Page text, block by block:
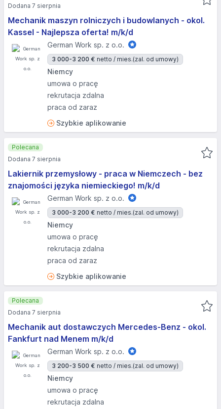
Mechanik maszyn rolniczych i budowlanych - okol.
Kassel - Najlepsza oferta! m/k/d
German Work sp. z o.o.
3 000-3 200 € netto / mies.(zal. od umowy)
Niemcy
umowa o pracę
rekrutacja zdalna
praca od zaraz
Szybkie aplikowanie
Dodana 7 sierpnia
Lakiernik przemysłowy - praca w Niemczech - bez
znajomości języka niemieckiego! m/k/d
German Work sp. z o.o.
3 000-3 200 € netto / mies.(zal. od umowy)
Niemcy
umowa o pracę
rekrutacja zdalna
praca od zaraz
Szybkie aplikowanie
Polecana
Dodana 7 sierpnia
Mechanik aut dostawczych Mercedes-Benz - okol.
Fankfurt nad Menem m/k/d
German Work sp. z o.o.
3 200-3 500 € netto / mies.(zal. od umowy)
Niemcy
umowa o pracę
rekrutacja zdalna
Polecana
Dodana 7 sierpnia